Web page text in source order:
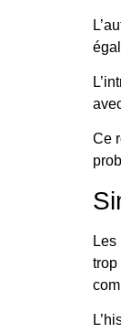
Ce
trop